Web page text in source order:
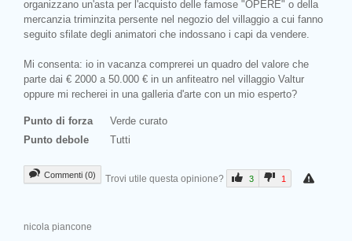
organizzano un'asta per l'acquisto delle famose "OPERE" o della
mercanzia triminzita persente nel negozio del villaggio a cui fanno
seguito sfilate degli animatori che indossano i capi da vendere.
Mi consenta: io in vacanza comprerei un quadro del valore che
parte dai € 2000 a 50.000 € in un anfiteatro nel villaggio Valtur
oppure mi recherei in una galleria d'arte con un mio esperto?
Punto di forza
Verde curato
Punto debole
Tutti
Commenti (0) Trovi utile questa opinione? 3 1
nicola piancone